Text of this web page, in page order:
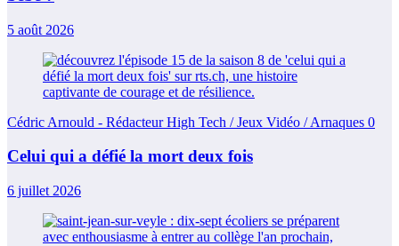
5 août 2026
Cédric Arnould - Rédacteur High Tech / Jeux Vidéo / Arnaques 0
Celui qui a défié la mort deux fois
6 juillet 2026